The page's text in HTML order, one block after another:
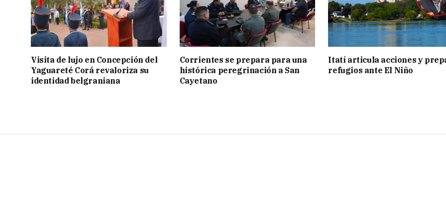
Visita de lujo en Concepción del
Yaguareté Corá revaloriza su
identidad belgraniana
Corrientes se prepara para una
histórica peregrinación a San
Cayetano
Itatí articula acciones y
refugios ante El Niño